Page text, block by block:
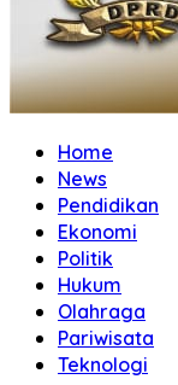
Home
News
Pendidikan
Ekonomi
Politik
Hukum
Olahraga
Pariwisata
Teknologi